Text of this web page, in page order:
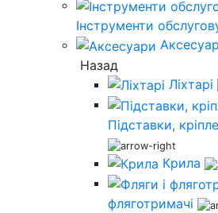
Інструменти
Назад
Ліхтарі
Підставки,
Крила
фляготримачі